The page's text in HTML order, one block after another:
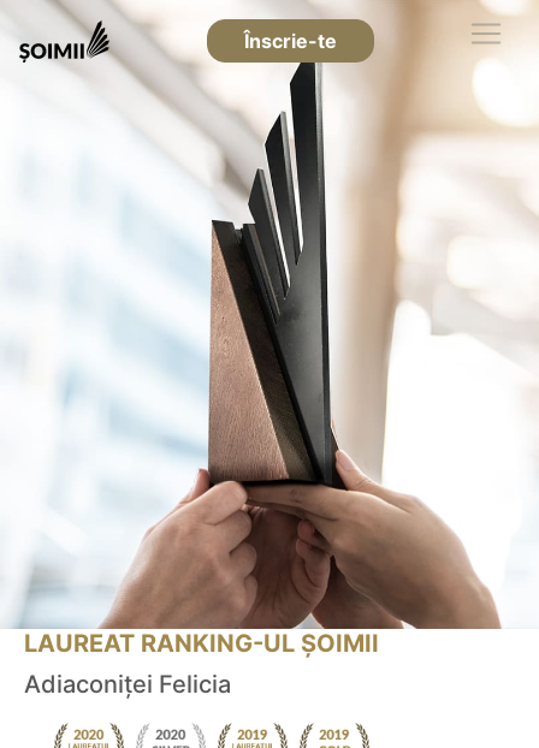
Înscrie-te
LAUREAT RANKING-UL ȘOIMII
Adiaconiței Felicia